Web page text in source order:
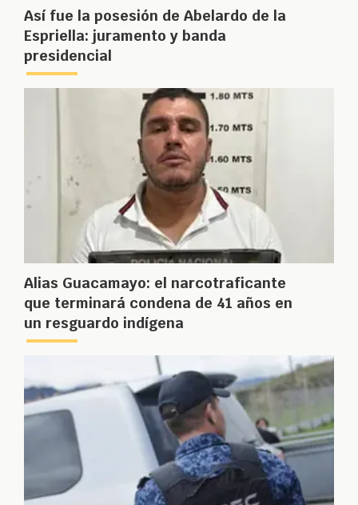
Así fue la posesión de Abelardo de la
Espriella: juramento y banda
presidencial
Alias Guacamayo: el narcotraficante
que terminará condena de 41 años en
un resguardo indígena